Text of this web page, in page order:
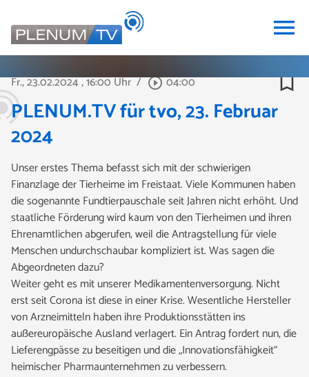
menu
Fr., 23.02.2024, 16:00 Uhr / play_circle_outline04:00 bookmark_border
PLENUM.TV für tvo, 23. Februar
2024
Unser erstes Thema befasst sich mit der schwierigen
Finanzlage der Tierheime im Freistaat. Viele Kommunen haben
die sogenannte Fundtierpauschale seit Jahren nicht erhöht. Und
staatliche Förderung wird kaum von den Tierheimen und ihren
Ehrenamtlichen abgerufen, weil die Antragstellung für viele
Menschen undurchschaubar kompliziert ist. Was sagen die
Abgeordneten dazu?
Weiter geht es mit unserer Medikamentenversorgung. Nicht
erst seit Corona ist diese in einer Krise. Wesentliche Hersteller
von Arzneimitteln haben ihre Produktionsstätten ins
außereuropäische Ausland verlagert. Ein Antrag fordert nun, die
Lieferengpässe zu beseitigen und die „Innovationsfähigkeit“
heimischer Pharmaunternehmen zu verbessern.